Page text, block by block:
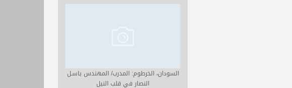
السودان، الخرطوم: المدرب/ المهندس باسـل
النصار في قلب النيل